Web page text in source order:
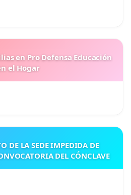
en Pro Defensa Educación
el Hogar
DE LA SEDE IMPEDIDA DE
DEL CÓNCLAVE